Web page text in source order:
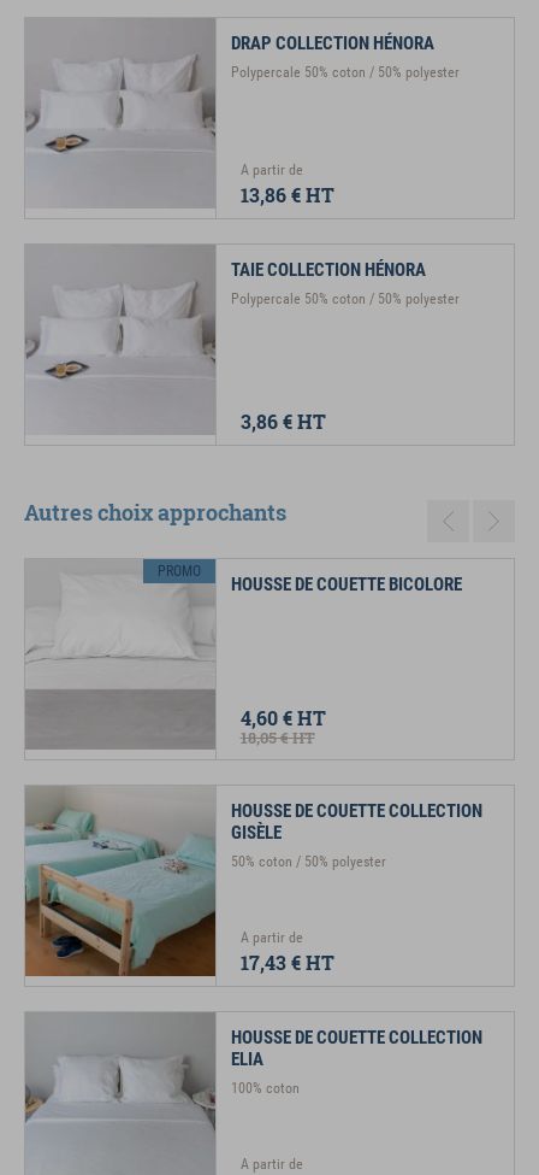
DRAP COLLECTION HÉNORA
Polypercale 50% coton / 50% polyester
A partir de
13,86 €HT
TAIE COLLECTION HÉNORA
Polypercale 50% coton / 50% polyester
3,86 €HT
Autres choix approchants
PROMO
HOUSSE DE COUETTE BICOLORE
4,60 €HT
18,05 €HT
HOUSSE DE COUETTE COLLECTION
GISÈLE
50% coton / 50% polyester
A partir de
17,43 €HT
HOUSSE DE COUETTE COLLECTION
ELIA
100% coton
A partir de
PreviousNext